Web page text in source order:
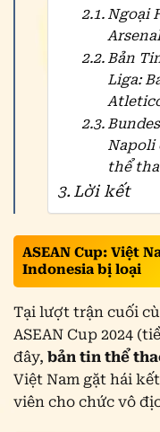
Ngoại
Bản
Liga:
Napoli
thể
Lời kết
ASEAN Cup: Việt
Indonesia bị loại
Tại lượt trận cuối
ASEAN Cup 2024
đây, bản tin thể
Việt Nam gặt hái
viên cho chức vô